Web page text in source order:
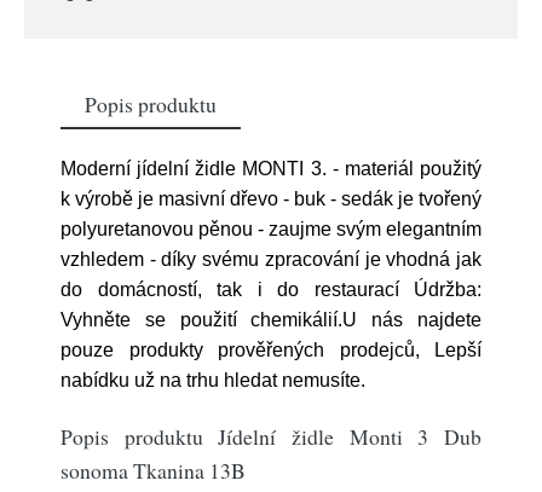
Popis produktu
Moderní jídelní židle MONTI 3. - materiál použitý
k výrobě je masivní dřevo - buk - sedák je tvořený
polyuretanovou pěnou - zaujme svým elegantním
vzhledem - díky svému zpracování je vhodná jak
do domácností, tak i do restaurací Údržba:
Vyhněte se použití chemikálií.U nás najdete
pouze produkty prověřených prodejců, Lepší
nabídku už na trhu hledat nemusíte.
Popis produktu Jídelní židle Monti 3 Dub
sonoma Tkanina 13B